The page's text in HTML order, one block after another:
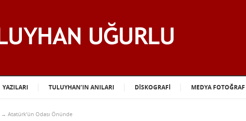
YAZILARI TULUYHAN’IN ANILARI DİSKOGRAFİ MEDYA FOTOĞRAF
→ Atatürk’ün Odası Önünde